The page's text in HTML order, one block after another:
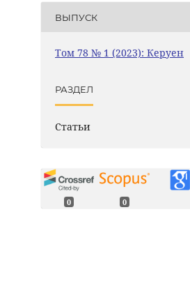
ВЫПУСК
Том 78 № 1 (2023): Керуен
РАЗДЕЛ
Статьи
0 0